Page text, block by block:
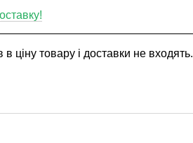
ціну товару і доставки не входять.